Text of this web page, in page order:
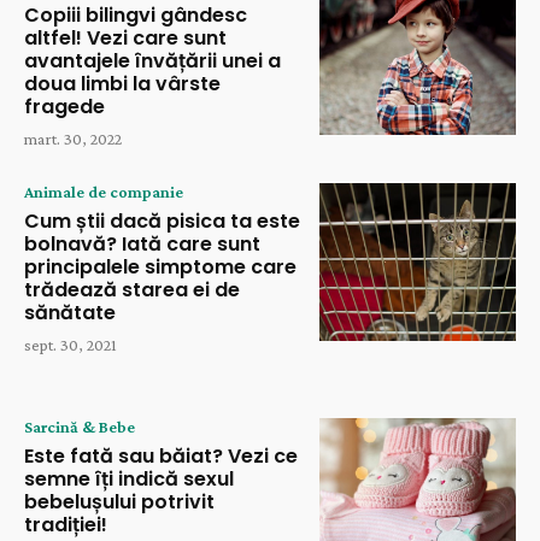
Copiii bilingvi gândesc
altfel! Vezi care sunt
avantajele învățării unei a
doua limbi la vârste
fragede
mart. 30, 2022
Animale de companie
Cum știi dacă pisica ta este
bolnavă? Iată care sunt
principalele simptome care
trădează starea ei de
sănătate
sept. 30, 2021
Sarcină & Bebe
Este fată sau băiat? Vezi ce
semne îți indică sexul
bebelușului potrivit
tradiției!